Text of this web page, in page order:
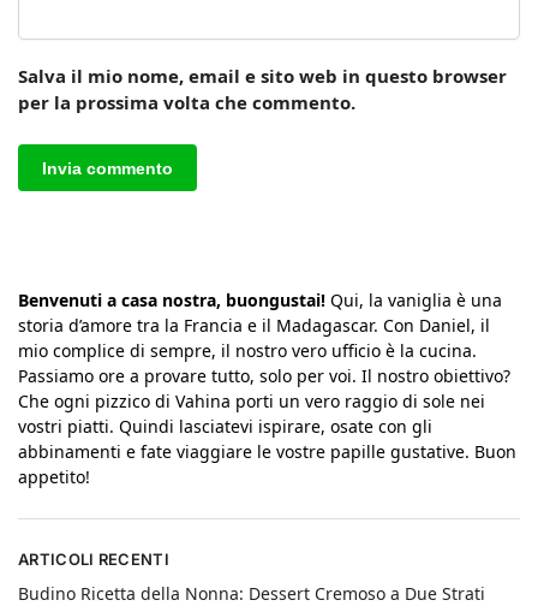
Salva il mio nome, email e sito web in questo browser
per la prossima volta che commento.
Benvenuti a casa nostra, buongustai! Qui, la vaniglia è una
storia d’amore tra la Francia e il Madagascar. Con Daniel, il
mio complice di sempre, il nostro vero ufficio è la cucina.
Passiamo ore a provare tutto, solo per voi. Il nostro obiettivo?
Che ogni pizzico di Vahina porti un vero raggio di sole nei
vostri piatti. Quindi lasciatevi ispirare, osate con gli
abbinamenti e fate viaggiare le vostre papille gustative. Buon
appetito!
ARTICOLI RECENTI
Budino Ricetta della Nonna: Dessert Cremoso a Due Strati